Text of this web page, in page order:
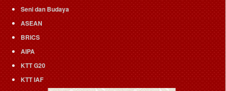
Seni dan Budaya
ASEAN
BRICS
AIPA
KTT G20
KTT IAF